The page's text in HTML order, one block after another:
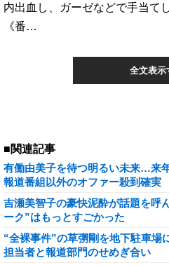
内出血し、ガーゼなどで手当て
《番…
全文表示
■関連記事
有働由美子を待つ明るい未来…来
報道番組以外のオファー殺到確実
吉瀬美智子の豪快泥酔が話題を呼
ーク”はもっとすごかった
“全裸事件”の草彅剛を地下駐車
担当者と報道部門のせめぎ合い